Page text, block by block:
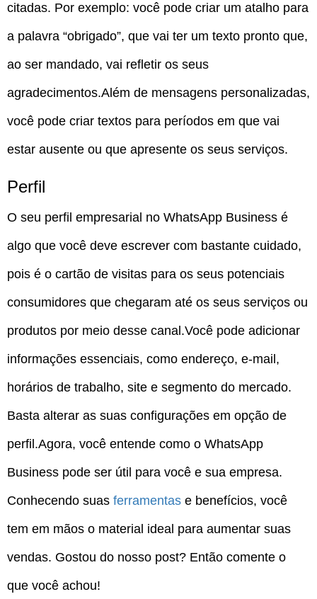
citadas. Por exemplo: você pode criar um atalho para
a palavra “obrigado”, que vai ter um texto pronto que,
ao ser mandado, vai refletir os seus
agradecimentos.Além de mensagens personalizadas,
você pode criar textos para períodos em que vai
estar ausente ou que apresente os seus serviços.
Perfil
O seu perfil empresarial no WhatsApp Business é
algo que você deve escrever com bastante cuidado,
pois é o cartão de visitas para os seus potenciais
consumidores que chegaram até os seus serviços ou
produtos por meio desse canal.Você pode adicionar
informações essenciais, como endereço, e-mail,
horários de trabalho, site e segmento do mercado.
Basta alterar as suas configurações em opção de
perfil.Agora, você entende como o WhatsApp
Business pode ser útil para você e sua empresa.
Conhecendo suas ferramentas e benefícios, você
tem em mãos o material ideal para aumentar suas
vendas. Gostou do nosso post? Então comente o
que você achou!